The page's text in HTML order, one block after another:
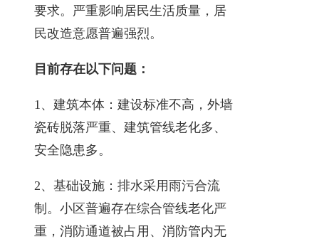
要求。严重影响居民生活质量，居
民改造意愿普遍强烈。
目前存在以下问题：
1、建筑本体：建设标准不高，外墙
瓷砖脱落严重、建筑管线老化多、
安全隐患多。
2、基础设施：排水采用雨污合流
制。小区普遍存在综合管线老化严
重，消防通道被占用、消防管内无